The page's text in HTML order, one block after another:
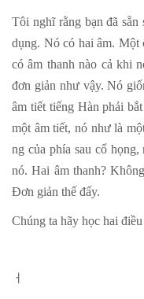
Tôi nghĩ rằng bạn đã
dụng. Nó có hai âm. Một
có âm thanh nào cả khi
đơn giản như vậy. Nó
âm tiết tiếng Hàn phải
một âm tiết, nó như là
ng của phía sau cổ
nó. Hai âm thanh?
Đơn giản thế đấy.
Chúng ta hãy học hai
ㅓ